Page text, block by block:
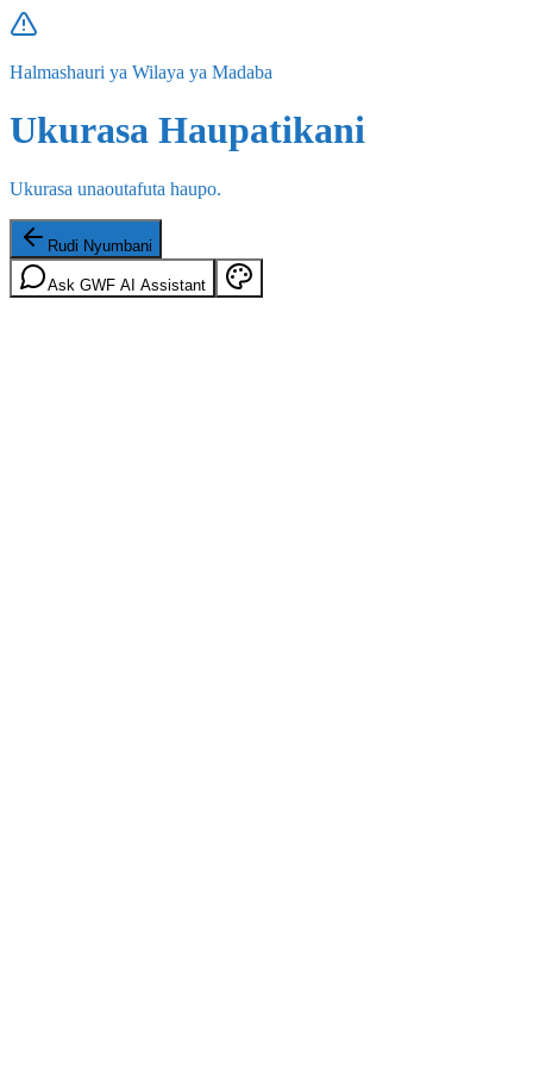
Halmashauri ya Wilaya ya Madaba
Ukurasa Haupatikani
Ukurasa unaoutafuta haupo.
Rudi Nyumbani
Ask GWF AI Assistant